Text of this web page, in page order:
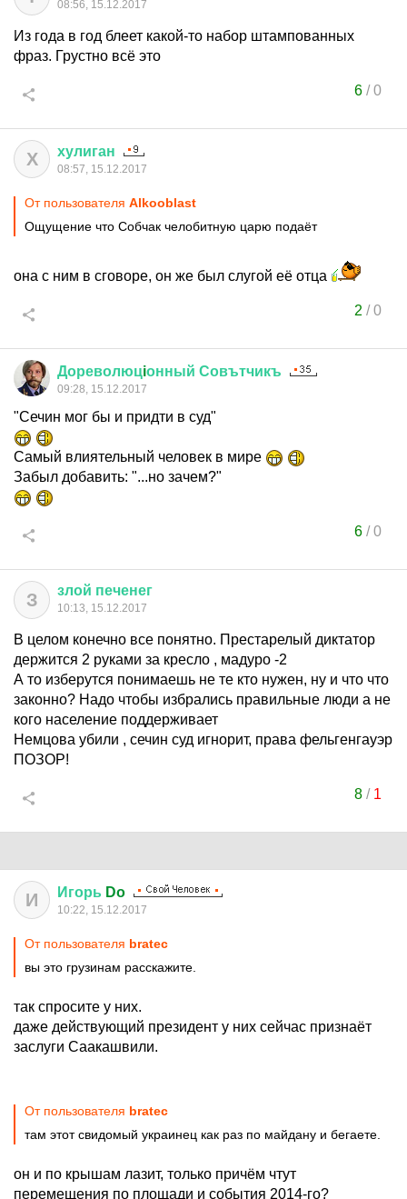
08:56, 15.12.2017
Из года в год блеет какой-то набор штампованных
фраз. Грустно всё это
6/0
Х хулиган
08:57, 15.12.2017
От пользователя Alkooblast
Ощущение что Собчак челобитную царю подаёт
она с ним в сговоре, он же был слугой её отца
2 /0
Дореволюцiонный Совътчикъ
09:28, 15.12.2017
"Сечин мог бы и придти в суд"
Самый влиятельный человек в мире
Забыл добавить: "...но зачем?"
6/0
З злой печенег
10:13, 15.12.2017
В целом конечно все понятно. Престарелый диктатор
держится 2 руками за кресло , мадуро -2
А то изберутся понимаешь не те кто нужен, ну и что что
законно? Надо чтобы избрались правильные люди а не
кого население поддерживает
Немцова убили , сечин суд игнорит, права фельгенгауэр
ПОЗОР!
8/ 1
И Игорь Do
10:22, 15.12.2017
От пользователя bratec
вы это грузинам расскажите.
так спросите у них.
даже действующий президент у них сейчас признаёт
заслуги Саакашвили.
От пользователя bratec
там этот свидомый украинец как раз по майдану и бегаете.
он и по крышам лазит, только причём чтут
перемещения по площади и события 2014-го?